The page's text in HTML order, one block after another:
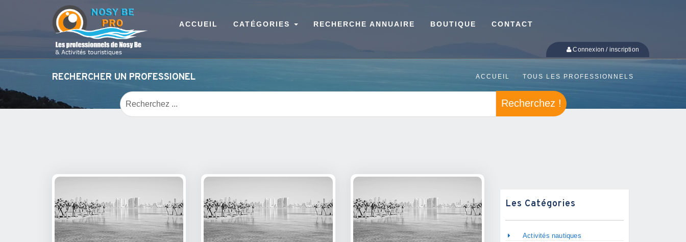
ACCUEIL CATÉGORIES RECHERCHE ANNUAIRE BOUTIQUE CONTACT
Connexion / inscription
RECHERCHER UN PROFESSIONEL ACCUEIL TOUS LES PROFESSIONNELS
Recherchez !
Les Catégories
Activités nautiques